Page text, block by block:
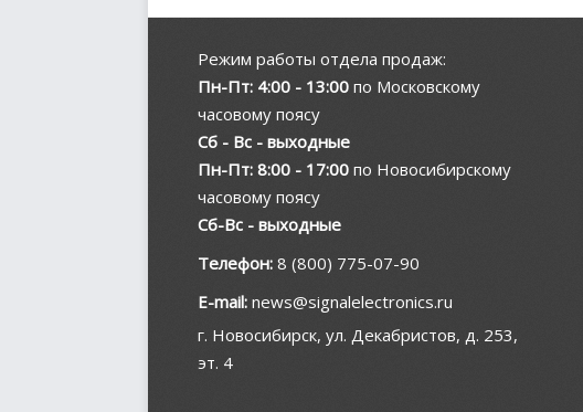
Режим работы отдела продаж:
Пн-Пт: 4:00 - 13:00 по Московскому
часовому поясу
Сб - Вс - выходные
Пн-Пт: 8:00 - 17:00 по Новосибирскому
часовому поясу
Сб-Вс - выходные
Телефон: 8 (800) 775-07-90
E-mail: news@signalelectronics.ru
г. Новосибирск, ул. Декабристов, д. 253,
эт. 4